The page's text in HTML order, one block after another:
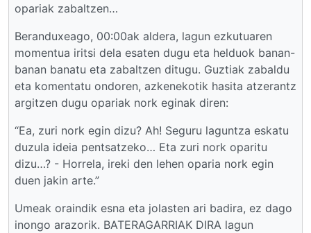
opariak zabaltzen…
Beranduxeago, 00:00ak aldera, lagun ezkutuaren
momentua iritsi dela esaten dugu eta helduok banan-
banan banatu eta zabaltzen ditugu. Guztiak zabaldu
eta komentatu ondoren, azkenekotik hasita atzerantz
argitzen dugu opariak nork eginak diren:
“Ea, zuri nork egin dizu? Ah! Seguru laguntza eskatu
duzula ideia pentsatzeko… Eta zuri nork oparitu
dizu…? - Horrela, ireki den lehen oparia nork egin
duen jakin arte.”
Umeak oraindik esna eta jolasten ari badira, ez dago
inongo arazorik. BATERAGARRIAK DIRA lagun